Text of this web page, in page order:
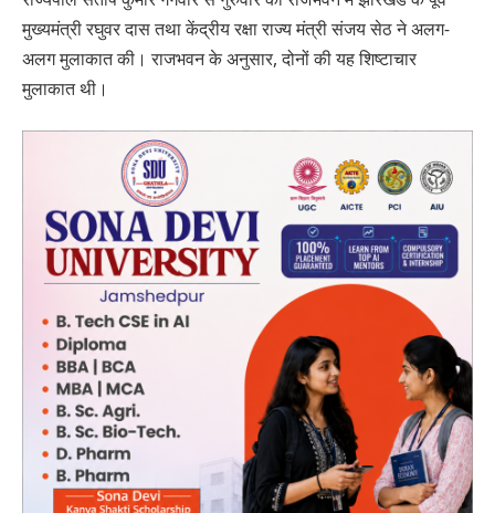
मुख्यमंत्री रघुवर दास तथा केंद्रीय रक्षा राज्य मंत्री संजय सेठ ने अलग-
अलग मुलाकात की। राजभवन के अनुसार, दोनों की यह शिष्टाचार
मुलाकात थी।